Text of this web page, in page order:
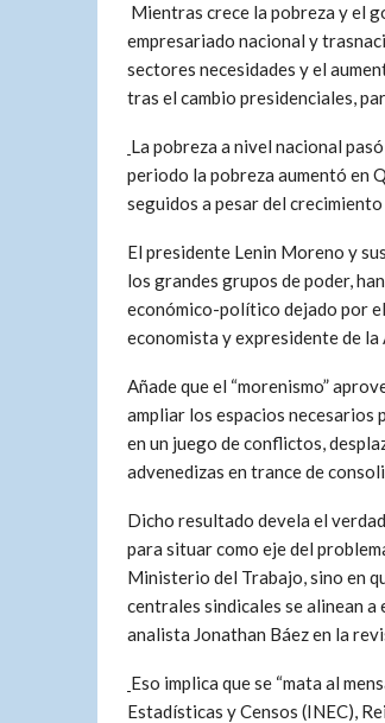
Mientras crece la pobreza y el
empresariado nacional y
sectores necesidades y el
tras el cambio presidenciales,
La pobreza a nivel nacional
periodo la pobreza aumentó en
seguidos a pesar del
El presidente Lenin Moreno y
los grandes grupos de poder,
económico-político dejado por
economista y expresidente de
Añade que el “morenismo”
ampliar los espacios necesarios
en un juego de conflictos,
advenedizas en trance de
Dicho resultado devela el
para situar como eje del
Ministerio del Trabajo, sino en
centrales sindicales se alinean
analista Jonathan Báez en la
Eso implica que se “mata al
Estadísticas y Censos (INEC),